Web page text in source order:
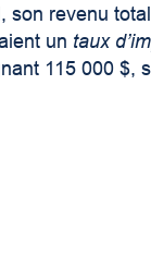
son revenu
un taux
115 000 $,